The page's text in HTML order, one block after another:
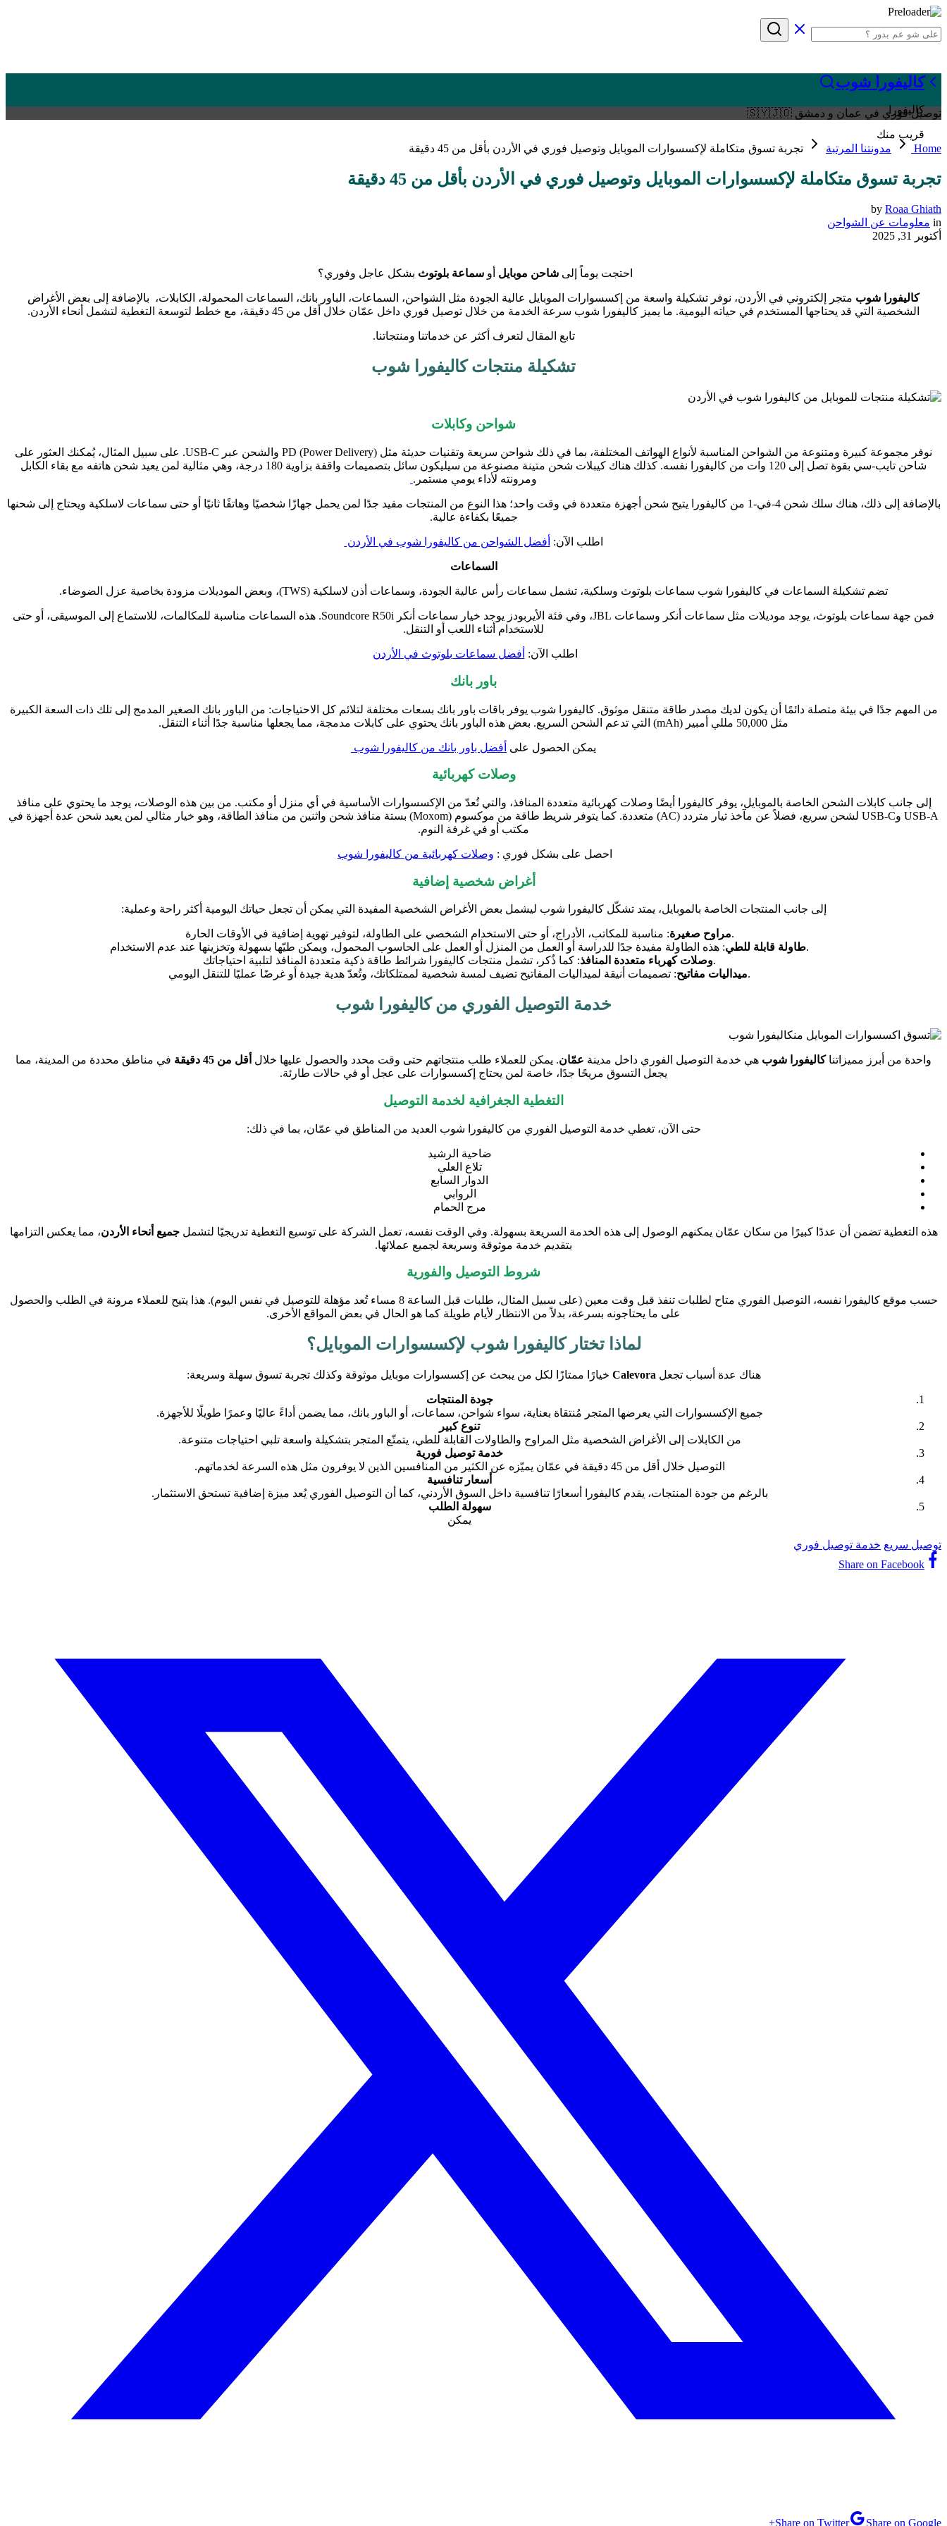
كاليفورا شوب
كاليفورا
قريب منك
توصيل فوري في عمان و دمشق 🇸🇾🇯🇴
Home مدونتنا المرتبة تجربة تسوق متكاملة لإكسسوارات الموبايل وتوصيل فوري في الأردن بأقل من 45 دقيقة
تجربة تسوق متكاملة لإكسسوارات الموبايل وتوصيل فوري في الأردن بأقل من 45 دقيقة
by Roaa Ghiath
in معلومات عن الشواحن
أكتوبر 31, 2025
احتجت يوماً إلىشاحن موبايل أوسماعة بلوتوث بشكل عاجل وفوري؟
كاليفورا شوب متجر إلكتروني في الأردن، نوفر تشكيلة واسعة من إكسسوارات الموبايل عالية الجودة مثل الشواحن، السماعات، الباور بانك، السماعات المحمولة، الكابلات، بالإضافة إلى بعض الأغراض
الشخصية التي قد يحتاجها المستخدم في حياته اليومية. ما يميز كاليفورا شوب سرعة الخدمة من خلال توصيل فوري داخل عمّان خلال أقل من 45 دقيقة، مع خطط لتوسعة التغطية لتشمل أنحاء الأردن.
تابع المقال لتعرف أكثر عن خدماتنا ومنتجاتنا.
تشكيلة منتجات كاليفورا شوب
شواحن وكابلات
نوفر مجموعة كبيرة ومتنوعة من الشواحن المناسبة لأنواع الهواتف المختلفة، بما في ذلك شواحن سريعة وتقنيات حديثة مثل PD (Power Delivery) والشحن عبر USB-C. على سبيل المثال، يُمكنك العثور على
شاحن تايب-سي بقوة تصل إلى 120 وات من كاليفورا نفسه. كذلك هناك كيبلات شحن متينة مصنوعة من سيليكون سائل بتصميمات واقفة بزاوية 180 درجة، وهي مثالية لمن يعيد شحن هاتفه مع بقاء الكابل
ومرونته لأداء يومي مستمر.
بالإضافة إلى ذلك، هناك سلك شحن 4-في-1 من كاليفورا يتيح شحن أجهزة متعددة في وقت واحد؛ هذا النوع من المنتجات مفيد جدًا لمن يحمل جهازًا شخصيًا وهاتفًا ثانيًا أو حتى سماعات لاسلكية ويحتاج إلى شحنها
جميعًا بكفاءة عالية.
اطلب الآن: أفضل الشواحن من كاليفورا شوب في الأردن
السماعات
تضم تشكيلة السماعات في كاليفورا شوب سماعات بلوتوث وسلكية، تشمل سماعات رأس عالية الجودة، وسماعات أذن لاسلكية (TWS)، وبعض الموديلات مزودة بخاصية عزل الضوضاء.
فمن جهة سماعات بلوتوث، يوجد موديلات مثل سماعات أنكر وسماعات JBL، وفي فئة الأيربودز يوجد خيار سماعات أنكر Soundcore R50i.
هذه السماعات مناسبة للمكالمات، للاستماع إلى الموسيقى، أو حتى
للاستخدام أثناء اللعب أو التنقل.
اطلب الآن: أفضل سماعات بلوتوث في الأردن
باور بانك
من المهم جدًا في بيئة متصلة دائمًا أن يكون لديك مصدر طاقة متنقل موثوق. كاليفورا شوب يوفر باقات باور بانك بسعات مختلفة لتلائم كل الاحتياجات: من الباور بانك الصغير المدمج إلى تلك ذات السعة الكبيرة
مثل 50,000 مللي أمبير (mAh) التي تدعم الشحن السريع.
بعض هذه الباور بانك يحتوي على كابلات مدمجة، مما يجعلها مناسبة جدًا أثناء التنقل.
يمكن الحصول على أفضل باور بانك من كاليفورا شوب
وصلات كهربائية
إلى جانب كابلات الشحن الخاصة بالموبايل، يوفر كاليفورا أيضًا وصلات كهربائية متعددة المنافذ، والتي تُعدّ من الإكسسوارات الأساسية في أي منزل أو مكتب. من بين هذه الوصلات، يوجد ما يحتوي على منافذ
USB-A وUSB-C لشحن سريع، فضلاً عن مآخذ تيار متردد (AC) متعددة.
كما يتوفر شريط طاقة من موكسوم (Moxom) بستة منافذ شحن واثنين من منافذ الطاقة، وهو خيار مثالي لمن يعيد شحن عدة أجهزة في
مكتب أو في غرفة النوم.
احصل على بشكل فوري : وصلات كهربائية من كاليفورا شوب
أغراض شخصية إضافية
إلى جانب المنتجات الخاصة بالموبايل، يمتد تشكّل كاليفورا شوب ليشمل بعض الأغراض الشخصية المفيدة التي يمكن أن تجعل حياتك اليومية أكثر راحة وعملية:
مراوح صغيرة: مناسبة للمكاتب، الأدراج، أو حتى الاستخدام الشخصي على الطاولة، لتوفير تهوية إضافية في الأوقات الحارة.
طاولة قابلة للطي: هذه الطاولة مفيدة جدًا للدراسة أو العمل من المنزل أو العمل على الحاسوب المحمول، ويمكن طيّها بسهولة وتخزينها عند عدم الاستخدام.
وصلات كهرباء متعددة المنافذ: كما ذُكر، تشمل منتجات كاليفورا شرائط طاقة ذكية متعددة المنافذ لتلبية احتياجاتك.
ميداليات مفاتيح: تصميمات أنيقة لميداليات المفاتيح تضيف لمسة شخصية لممتلكاتك، وتُعدّ هدية جيدة أو غرضًا عمليًا للتنقل اليومي.
خدمة التوصيل الفوري من كاليفورا شوب
واحدة من أبرز مميزاتناكاليفورا شوب هي خدمة التوصيل الفوري داخل مدينة عمّان. يمكن للعملاء طلب منتجاتهم حتى وقت محدد والحصول عليها خلال أقل من 45 دقيقة
في مناطق محددة من المدينة، مما
يجعل التسوق مريحًا جدًا، خاصة لمن يحتاج إكسسوارات على عجل أو في حالات طارئة.
التغطية الجغرافية لخدمة التوصيل
حتى الآن، تغطي خدمة التوصيل الفوري من كاليفورا شوب العديد من المناطق في عمّان، بما في ذلك:
ضاحية الرشيد
تلاع العلي
الدوار السابع
الروابي
مرج الحمام
هذه التغطية تضمن أن عددًا كبيرًا من سكان عمّان يمكنهم الوصول إلى هذه الخدمة السريعة بسهولة. وفي الوقت نفسه، تعمل الشركة على توسيع التغطية تدريجيًا لتشملجميع أنحاء الأردن، مما يعكس التزامها
بتقديم خدمة موثوقة وسريعة لجميع عملائها.
شروط التوصيل والفورية
حسب موقع كاليفورا نفسه، التوصيل الفوري متاح لطلبات تنفذ قبل وقت معين (على سبيل المثال، طلبات قبل الساعة 8 مساء تُعد مؤهلة للتوصيل في نفس اليوم).
هذا يتيح للعملاء مرونة في الطلب والحصول
على ما يحتاجونه بسرعة، بدلاً من الانتظار لأيام طويلة كما هو الحال في بعض المواقع الأخرى.
لماذا تختار كاليفورا شوب لإكسسوارات الموبايل؟
هناك عدة أسباب تجعل Calevora خيارًا ممتازًا لكل من يبحث عن إكسسوارات موبايل موثوقة وكذلك تجربة تسوق سهلة وسريعة:
جودة المنتجات
جميع الإكسسوارات التي يعرضها المتجر مُنتقاة بعناية، سواء شواحن، سماعات، أو الباور بانك، مما يضمن أداءً عاليًا وعمرًا طويلًا للأجهزة.
تنوع كبير
من الكابلات إلى الأغراض الشخصية مثل المراوح والطاولات القابلة للطي، يتمتّع المتجر بتشكيلة واسعة تلبي احتياجات متنوعة.
خدمة توصيل فورية
التوصيل خلال أقل من 45 دقيقة في عمّان يميّزه عن الكثير من المنافسين الذين لا يوفرون مثل هذه السرعة لخدماتهم.
أسعار تنافسية
بالرغم من جودة المنتجات، يقدم كاليفورا أسعارًا تنافسية داخل السوق الأردني، كما أن التوصيل الفوري يُعد ميزة إضافية تستحق الاستثمار.
سهولة الطلب
يمكن
توصيل سريع خدمة توصيل فوري
Share on Facebook
Share on Twitter Share on Google+